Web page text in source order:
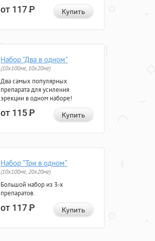
от 117Р Купить
Набор "Два в одном"
(10x100мг, 10x20мг)
Два самых популярных
препарата для усиления
эрекции в одном наборе!
от 115Р Купить
Набор "Три в одном"
(10x100мг, 20x20мг)
Большой набор из 3-х
препаратов.
от 117Р Купить